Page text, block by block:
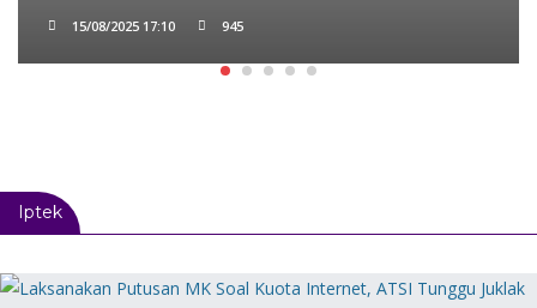
15/08/2025 17:10
945
Iptek